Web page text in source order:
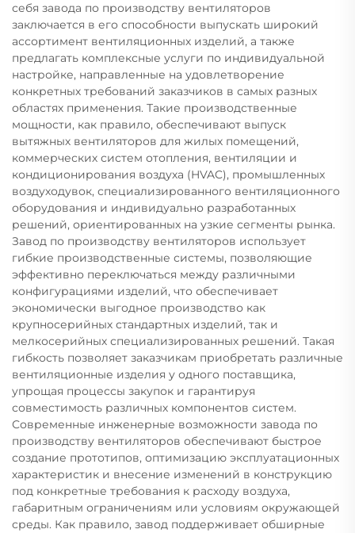
себя завода по производству вентиляторов
заключается в его способности выпускать широкий
ассортимент вентиляционных изделий, а также
предлагать комплексные услуги по индивидуальной
настройке, направленные на удовлетворение
конкретных требований заказчиков в самых разных
областях применения. Такие производственные
мощности, как правило, обеспечивают выпуск
вытяжных вентиляторов для жилых помещений,
коммерческих систем отопления, вентиляции и
кондиционирования воздуха (HVAC), промышленных
воздуходувок, специализированного вентиляционного
оборудования и индивидуально разработанных
решений, ориентированных на узкие сегменты рынка.
Завод по производству вентиляторов использует
гибкие производственные системы, позволяющие
эффективно переключаться между различными
конфигурациями изделий, что обеспечивает
экономически выгодное производство как
крупносерийных стандартных изделий, так и
мелкосерийных специализированных решений. Такая
гибкость позволяет заказчикам приобретать различные
вентиляционные изделия у одного поставщика,
упрощая процессы закупок и гарантируя
совместимость различных компонентов систем.
Современные инженерные возможности завода по
производству вентиляторов обеспечивают быстрое
создание прототипов, оптимизацию эксплуатационных
характеристик и внесение изменений в конструкцию
под конкретные требования к расходу воздуха,
габаритным ограничениям или условиям окружающей
среды. Как правило, завод поддерживает обширные